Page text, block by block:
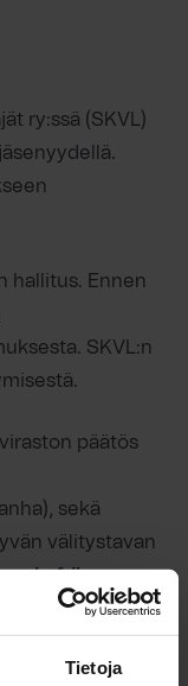
Tietoja
ry:ssä (SKVL)
hallitus. Ennen
SKVL:n
päätös
sekä
välitystavan
hyva-
ajantasainen